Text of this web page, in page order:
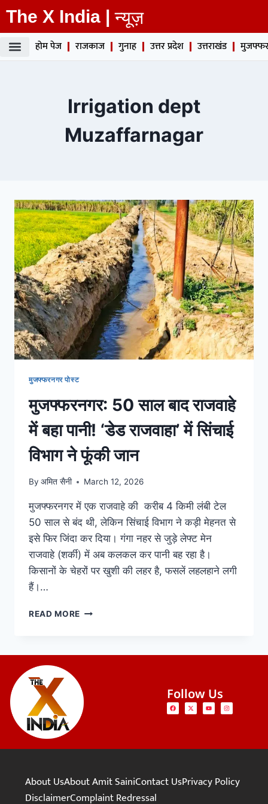
The X India | न्यूज़
होम पेज राजकाज गुनाह उत्तर प्रदेश उत्तराखंड
Irrigation dept
Muzaffarnagar
मुजफ्फरनगर पोस्ट
मुजफ्फरनगर: 50 साल बाद राजवाहे
में बहा पानी! ‘डेड राजवाहा’ में सिंचाई
विभाग ने फूंकी जान
By अमित सैनी March 12, 2026
मुजफ्फरनगर में एक राजवाहे की करीब 4 किमी लंबी टेल
50 साल से बंद थी, लेकिन सिंचाई विभाग ने कड़ी मेहनत से
इसे फिर जिंदा कर दिया। गंगा नहर से जुड़े लेफ्ट मेन
राजवाहे (शर्की) में अब कलकल कर पानी बह रहा है।
किसानों के चेहरों पर खुशी की लहर है, फसलें लहलहाने लगी
हैं।…
READ MORE
Follow Us
About UsAbout Amit SainiContact UsPrivacy Policy
DisclaimerComplaint Redressal